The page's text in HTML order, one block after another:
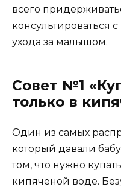
всего
консультироваться
ухода за малышом.
Совет №1
только в
Один из самых
который давали
том, что нужно
кипяченой воде.